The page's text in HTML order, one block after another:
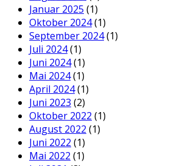
Januar 2025 (1)
Oktober 2024(1)
September 2024(1)
Juli 2024(1)
Juni 2024(1)
Mai 2024(1)
April 2024(1)
Juni 2023 (2)
Oktober 2022 (1)
August 2022 (1)
Juni 2022 (1)
Mai 2022 (1)